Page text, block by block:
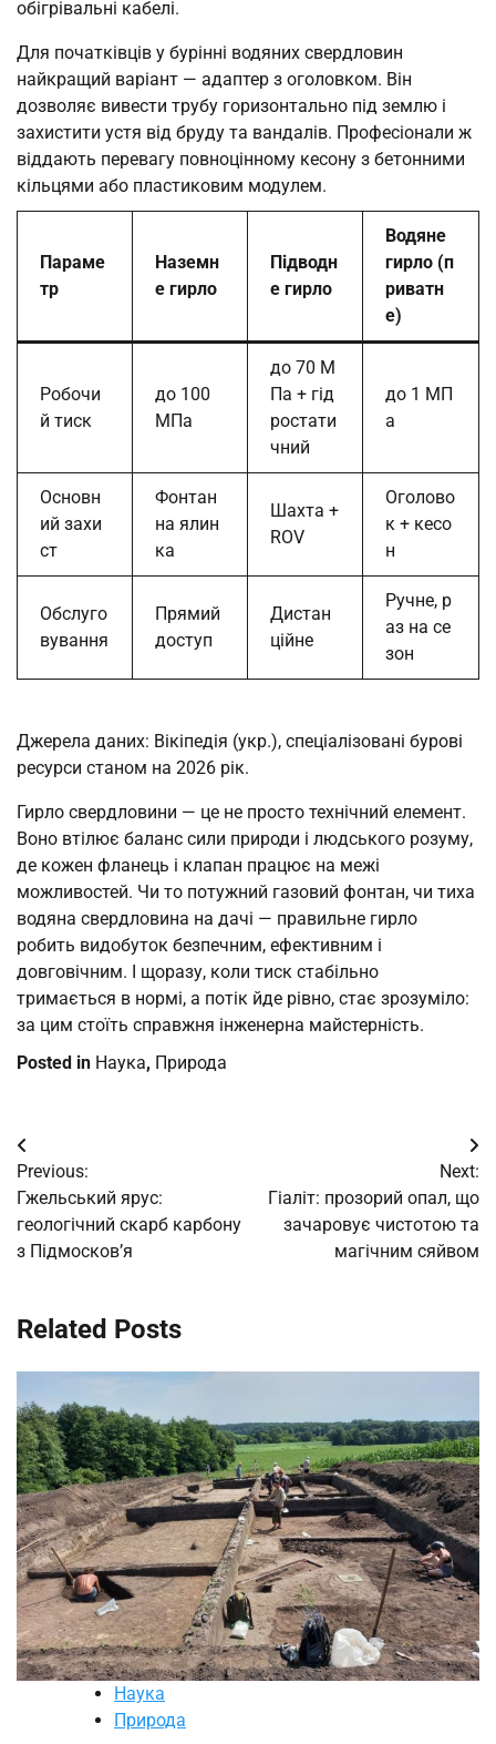
обігрівальні кабелі.
Для початківців у бурінні водяних свердловин
найкращий варіант — адаптер з оголовком. Він
дозволяє вивести трубу горизонтально під землю і
захистити устя від бруду та вандалів. Професіонали ж
віддають перевагу повноцінному кесону з бетонними
кільцями або пластиковим модулем.
Параме
тр
Наземн
е гирло
Підводн
е гирло
Водяне
гирло (п
риватн
е)
Робочи
й тиск
до 100
МПа
до 70 М
Па + гід
ростати
чний
до 1 МП
а
Основн
ий захи
ст
Фонтан
на ялин
ка
Шахта +
ROV
Оголово
к + кесо
н
Обслуго
вування
Прямий
доступ
Дистан
ційне
Ручне, р
аз на се
зон
Джерела даних: Вікіпедія (укр.), спеціалізовані бурові
ресурси станом на 2026 рік.
Гирло свердловини — це не просто технічний елемент.
Воно втілює баланс сили природи і людського розуму,
де кожен фланець і клапан працює на межі
можливостей. Чи то потужний газовий фонтан, чи тиха
водяна свердловина на дачі — правильне гирло
робить видобуток безпечним, ефективним і
довговічним. І щоразу, коли тиск стабільно
тримається в нормі, а потік йде рівно, стає зрозуміло:
за цим стоїть справжня інженерна майстерність.
Posted in Наука, Природа
Post
navigation
Previous:
Гжельський ярус:
геологічний скарб карбону
з Підмосков’я
Next:
Гіаліт: прозорий опал, що
зачаровує чистотою та
магічним сяйвом
Related Posts
Наука
Природа